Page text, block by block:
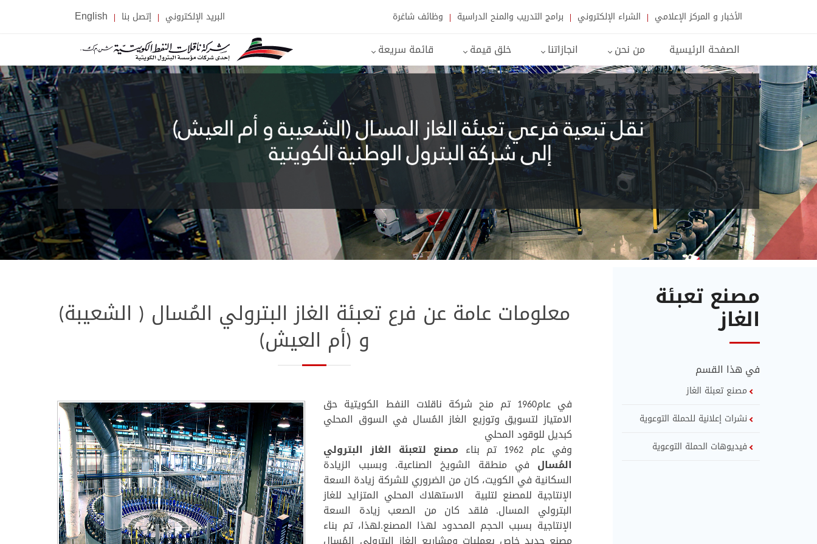
وظائف شاغرة برامج التدريب والمنح الدراسية الشراء الإلكتروني الأخبار و المركز الإعلامي English إتصل بنا البريد الإلكتروني
الصفحة الرئيسية من نحن انجازاتنا خلق قيمة قائمة سريعة
مصنع تعبئة
الغاز
في هذا القسم
مصنع تعبئة الغاز
نشرات إعلانية للحملة التوعوية
فيديوهات الحملة التوعوية
معلومات عامة عن فرع تعبئة الغاز البترولي المُسال ( الشعيبة)
و (أم العيش)
في عام1960 تم منح شركة ناقلات النفط الكويتية حق
الامتياز لتسويق وتوزيع الغاز المُسال في السوق المحلي
كبديل للوقود المحلي
وفي عام 1962 تم بناء
مصنع لتعبئة الغاز البترولي
المُسال في منطقة الشويخ الصناعية. وبسبب الزيادة
السكانية في الكويت، كان من الضروري للشركة زيادة السعة
الإنتاجية للمصنع لتلبية الاستهلاك المحلي المتزايد للغاز
البترولي المسال. فلقد كان من الصعب زيادة السعة
الإنتاجية بسبب الحجم المحدود لهذا المصنع.لهذا، تم بناء